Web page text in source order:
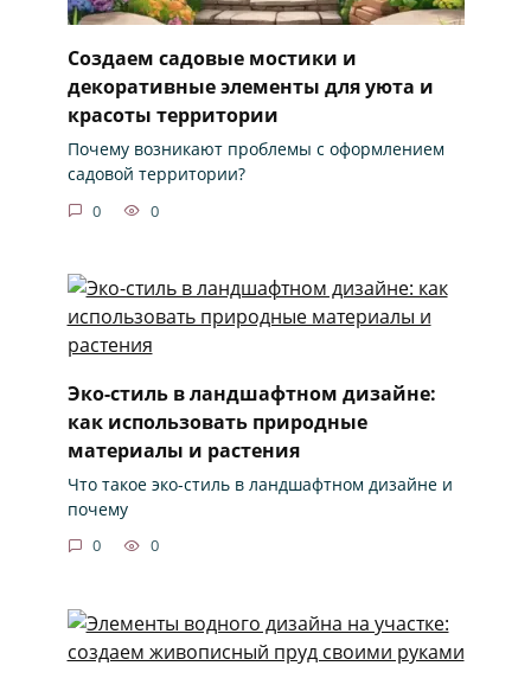
Создаем садовые мостики и
декоративные элементы для уюта и
красоты территории
Почему возникают проблемы с оформлением
садовой территории?
0 0
Эко-стиль в ландшафтном дизайне:
как использовать природные
материалы и растения
Что такое эко-стиль в ландшафтном дизайне и
почему
0 0